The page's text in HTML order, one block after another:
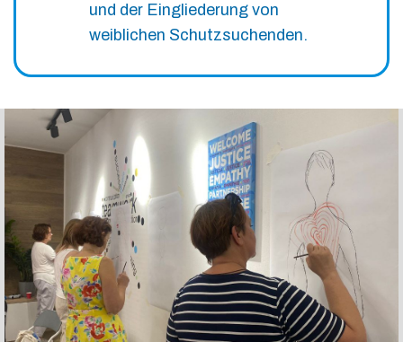
und der Eingliederung von
weiblichen Schutzsuchenden.